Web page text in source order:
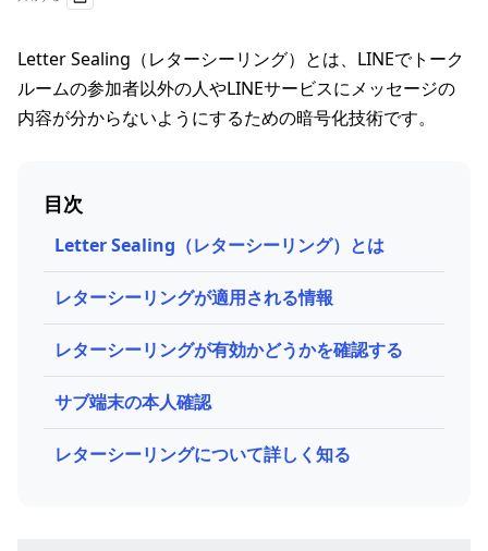
Letter Sealing（レターシーリング）とは、LINEでトーク
ルームの参加者以外の人やLINEサービスにメッセージの
内容が分からないようにするための暗号化技術です。
目次
Letter Sealing（レターシーリング）とは
レターシーリングが適用される情報
レターシーリングが有効かどうかを確認する
サブ端末の本人確認
レターシーリングについて詳しく知る